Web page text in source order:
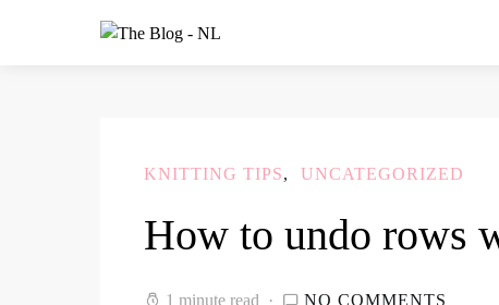
KNITTING TIPS UNCATEGORIZED
How to undo rows
1 minute read NO COMMENTS